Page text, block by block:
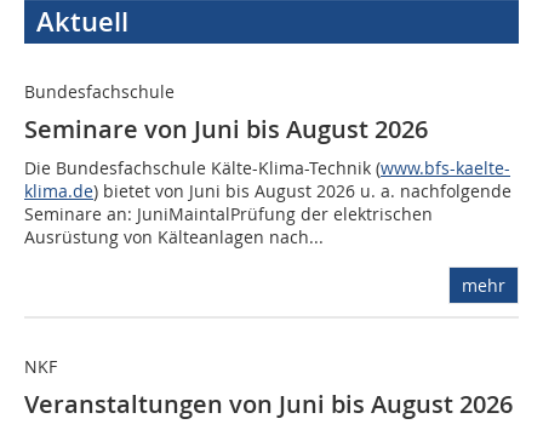
Aktuell
Bundesfachschule
Seminare von Juni bis August 2026
Die Bundesfachschule Kälte-Klima-Technik (www.bfs-kaelte-
klima.de) bietet von Juni bis August 2026 u. a. nachfolgende
Seminare an: JuniMaintalPrüfung der elektrischen
Ausrüstung von Kälteanlagen nach...
mehr
NKF
Veranstaltungen von Juni bis August 2026